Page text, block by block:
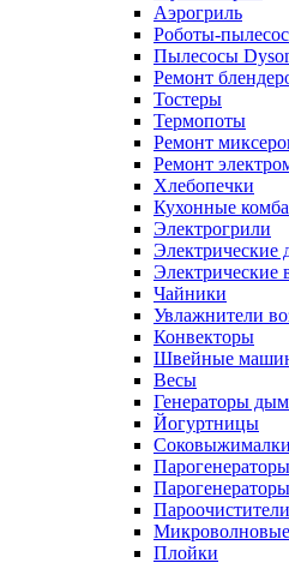
Аэрогриль
Роботы-
Пылесосы
Ремонт
Тостеры
Термопоты
Ремонт
Ремонт
Хлебопечки
Кухонные
Электрогрили
Электрические
Электрические
Чайники
Увлажнители
Конвекторы
Швейные
Весы
Генераторы
Йогуртницы
Парогенераторы
Пароочистители
Плойки